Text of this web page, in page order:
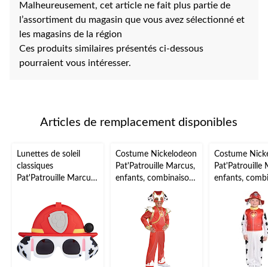
Malheureusement, cet article ne fait plus partie de
l’assortiment du magasin que vous avez sélectionné et
les magasins de la région
Ces produits similaires présentés ci-dessous
pourraient vous intéresser.
Articles de remplacement disponibles
Lunettes de soleil
classiques
Pat'Patrouille Marcus
Costume Nickelodeon
Pat'Patrouille Marcus,
enfants, combinaison
lumineuse rouge avec
chapeau et sac à dos,
tailles variées
Costume
Pat'Patrouille
enfants,
rouge avec
tailles variées